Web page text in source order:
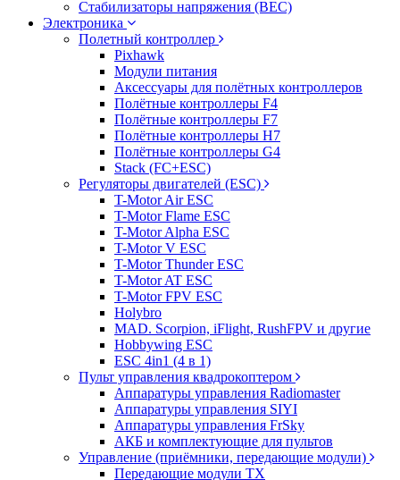
Стабилизаторы напряжения (BEC)
Электроника
Полетный контроллер
Pixhawk
Модули питания
Аксессуары для полётных контроллеров
Полётные контроллеры F4
Полётные контроллеры F7
Полётные контроллеры H7
Полётные контроллеры G4
Stack (FC+ESC)
Регуляторы двигателей (ESC)
T-Motor Air ESC
T-Motor Flame ESC
T-Motor Alpha ESC
T-Motor V ESC
T-Motor Thunder ESC
T-Motor AT ESC
T-Motor FPV ESC
Holybro
MAD. Scorpion, iFlight, RushFPV и другие
Hobbywing ESC
ESC 4in1 (4 в 1)
Пульт управления квадрокоптером
Аппаратуры управления Radiomaster
Аппаратуры управления SIYI
Аппаратуры управления FrSky
АКБ и комплектующие для пультов
Управление (приёмники, передающие модули)
Передающие модули TX